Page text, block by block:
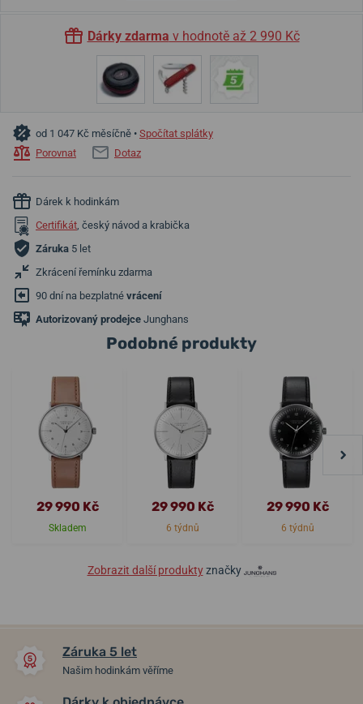
Dárky zdarma v hodnotě až 2 990 Kč
od 1 047 Kč měsíčně • Spočítat splátky
Porovnat
Dotaz
Dárek k hodinkám
Certifikát, český návod a krabička
Záruka 5 let
Zkrácení řemínku zdarma
90 dní na bezplatné vrácení
Autorizovaný prodejce Junghans
Podobné produkty
29 990 Kč
Skladem
29 990 Kč
6 týdnů
29 990 Kč
6 týdnů
Zobrazit další produktyznačky
Záruka 5 let
Našim hodinkám věříme